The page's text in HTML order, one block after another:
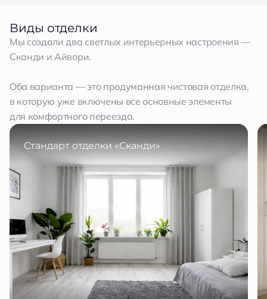
Виды отделки
Мы создали два светлых интерьерных настроения —
Сканди и Айвори.
Оба варианта — это продуманная чистовая отделка,
в которую уже включены все основные элементы
для комфортного переезда.
Стандарт отделки «Сканди»